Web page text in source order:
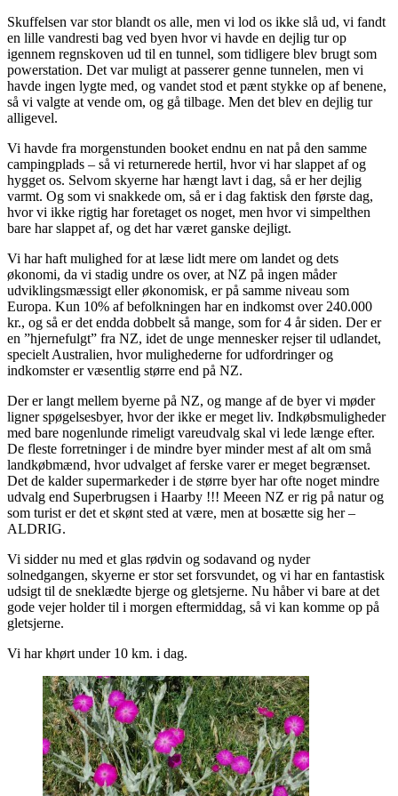
Skuffelsen var stor blandt os alle, men vi lod os ikke slå ud, vi fandt
en lille vandresti bag ved byen hvor vi havde en dejlig tur op
igennem regnskoven ud til en tunnel, som tidligere blev brugt som
powerstation. Det var muligt at passerer genne tunnelen, men vi
havde ingen lygte med, og vandet stod et pænt stykke op af benene,
så vi valgte at vende om, og gå tilbage. Men det blev en dejlig tur
alligevel.
Vi havde fra morgenstunden booket endnu en nat på den samme
campingplads – så vi returnerede hertil, hvor vi har slappet af og
hygget os. Selvom skyerne har hængt lavt i dag, så er her dejlig
varmt. Og som vi snakkede om, så er i dag faktisk den første dag,
hvor vi ikke rigtig har foretaget os noget, men hvor vi simpelthen
bare har slappet af, og det har været ganske dejligt.
Vi har haft mulighed for at læse lidt mere om landet og dets
økonomi, da vi stadig undre os over, at NZ på ingen måder
udviklingsmæssigt eller økonomisk, er på samme niveau som
Europa. Kun 10% af befolkningen har en indkomst over 240.000
kr., og så er det endda dobbelt så mange, som for 4 år siden. Der er
en ”hjernefulgt” fra NZ, idet de unge mennesker rejser til udlandet,
specielt Australien, hvor mulighederne for udfordringer og
indkomster er væsentlig større end på NZ.
Der er langt mellem byerne på NZ, og mange af de byer vi møder
ligner spøgelsesbyer, hvor der ikke er meget liv. Indkøbsmuligheder
med bare nogenlunde rimeligt vareudvalg skal vi lede længe efter.
De fleste forretninger i de mindre byer minder mest af alt om små
landkøbmænd, hvor udvalget af ferske varer er meget begrænset.
Det de kalder supermarkeder i de større byer har ofte noget mindre
udvalg end Superbrugsen i Haarby !!! Meeen NZ er rig på natur og
som turist er det et skønt sted at være, men at bosætte sig her –
ALDRIG.
Vi sidder nu med et glas rødvin og sodavand og nyder
solnedgangen, skyerne er stor set forsvundet, og vi har en fantastisk
udsigt til de sneklædte bjerge og gletsjerne. Nu håber vi bare at det
gode vejer holder til i morgen eftermiddag, så vi kan komme op på
gletsjerne.
Vi har khørt under 10 km. i dag.